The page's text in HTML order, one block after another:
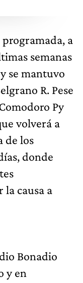
a
semanas
se mantuvo
R. Pese
Py
volverá a
de los
donde
la causa a
Bonadio
y en